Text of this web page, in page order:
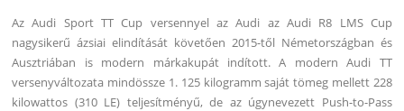
Az Audi Sport TT Cup versennyel az Audi az Audi R8 LMS Cup
nagysikerű ázsiai elindítását követően 2015-től Németországban és
Ausztriában is modern márkakupát indított. A modern Audi TT
versenyváltozata mindössze 1. 125 kilogramm saját tömeg mellett 228
kilowattos (310 LE) teljesítményű, de az úgynevezett Push-to-Pass